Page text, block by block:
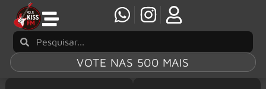
VOTE NAS 500 MAIS